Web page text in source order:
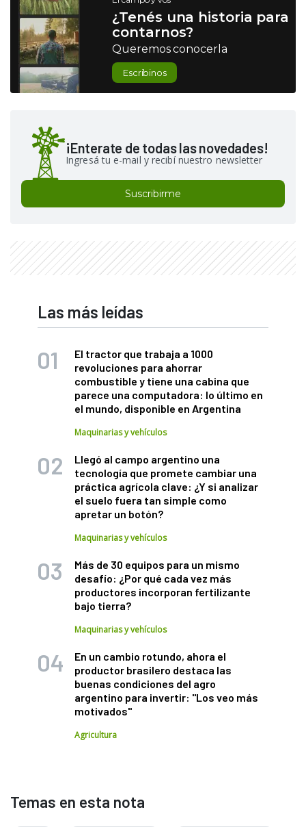
¿Tenés una historia para
contarnos?
Queremos conocerla
Escribinos
¡Enterate de todas las novedades!
Ingresá tu e-mail y recibí nuestro newsletter
Suscribirme
Las más leídas
El tractor que trabaja a 1000
revoluciones para ahorrar
combustible y tiene una cabina que
parece una computadora: lo último en
el mundo, disponible en Argentina
Maquinarias y vehículos
Llegó al campo argentino una
tecnología que promete cambiar una
práctica agrícola clave: ¿Y si analizar
el suelo fuera tan simple como
apretar un botón?
Maquinarias y vehículos
Más de 30 equipos para un mismo
desafío: ¿Por qué cada vez más
productores incorporan fertilizante
bajo tierra?
Maquinarias y vehículos
En un cambio rotundo, ahora el
productor brasilero destaca las
buenas condiciones del agro
argentino para invertir: "Los veo más
motivados"
Agricultura
Temas en esta nota